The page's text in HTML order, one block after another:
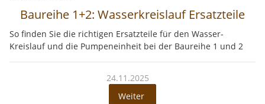
Baureihe 1+2: Wasserkreislauf Ersatzteile
So finden Sie die richtigen Ersatzteile für den Wasser-
Kreislauf und die Pumpeneinheit bei der Baureihe 1 und 2
24.11.2025
Weiter